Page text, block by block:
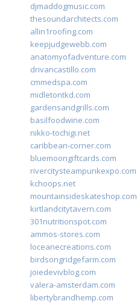
djmaddogmusic.com
thesoundarchitects.com
allin1roofing.com
keepjudgewebb.com
anatomyofadventure.com
drivancastillo.com
cmmedspa.com
midletontkd.com
gardensandgrills.com
basilfoodwine.com
nikko-tochigi.net
caribbean-corner.com
bluemoongiftcards.com
rivercitysteampunkexpo.com
kchoops.net
mountainsideskateshop.com
kirtlandcitytavern.com
301nutritionspot.com
ammos-stores.com
loceanecreations.com
birdsongridgefarm.com
joiedevivblog.com
valera-amsterdam.com
libertybrandhemp.com